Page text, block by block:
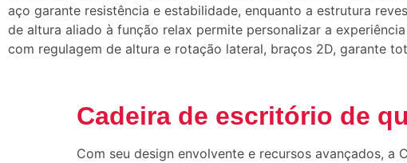
aço garante resistência e estabilidade, enquanto a estrutura
de altura aliado à função relax permite personalizar a
com regulagem de altura e rotação lateral, braços 2D, garante
Cadeira de escritório de
Com seu design envolvente e recursos avançados, a